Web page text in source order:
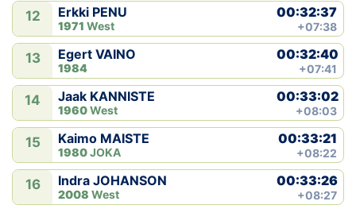
12 Erkki PENU
1971 West
00:32:37
+07:38
13 Egert VAINO
1984
00:32:40
+07:41
14 Jaak KANNISTE
1960West
00:33:02
+08:03
15 Kaimo MAISTE
1980JOKA
00:33:21
+08:22
16 Indra JOHANSON
2008 West
00:33:26
+08:27